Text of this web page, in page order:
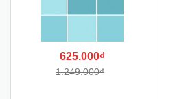
625.000₫
1.249.000₫